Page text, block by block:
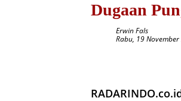
Dugaan
Erwin Fals
Rabu, 19